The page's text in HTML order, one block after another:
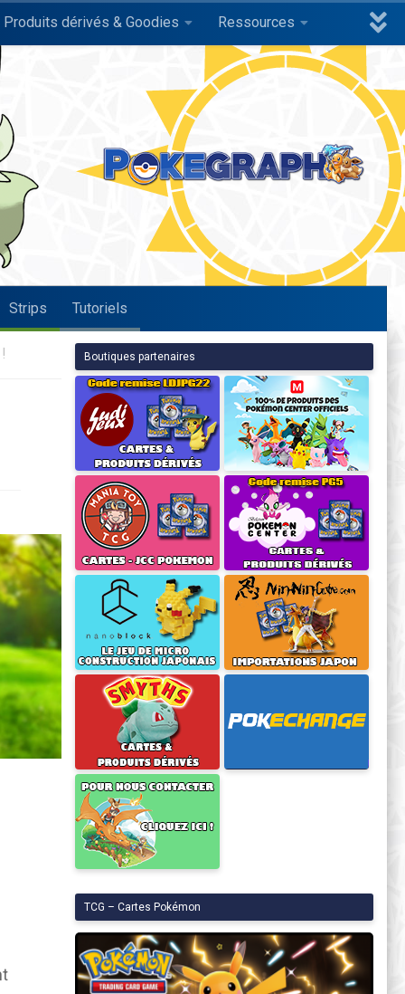
Produits dérivés & Goodies Ressources
Strips Tutoriels
Boutiques partenaires
TCG – Cartes Pokémon